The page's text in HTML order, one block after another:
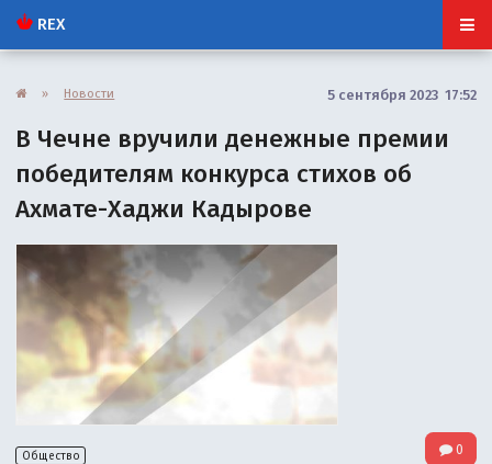
REX
» Новости 5 сентября 2023 17:52
В Чечне вручили денежные премии
победителям конкурса стихов об
Ахмате-Хаджи Кадырове
Общество 0